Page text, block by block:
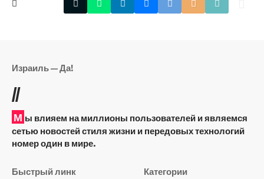
Израиль — Да!
//
М ы влияем на миллионы пользователей и являемся
сетью новостей стиля жизни и передовых технологий
номер один в мире.
Быстрый линк Категории